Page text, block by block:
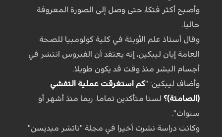
وأصبح أكثر فتكا، حتى وصل إلى الصورة المعروفة
حاليا.
وقال أستاذ علم الأوبئة في كلية كولومبيا للصحة
العامة إيان ليبكين، إنه يعتقد أن الفيروس انتشر في
أجسام البشر منذ وقت قد يكون طويلا.
وأضاف ليبكين: "كم استغرقت عملية التفشي
(الصامتة)؟لسنا متأكدين تماما. ربما منذ أشهر أو
سنوات".
وكانت دراسة نشرت أخيرا في مجلة "ناتشر ميديسن"